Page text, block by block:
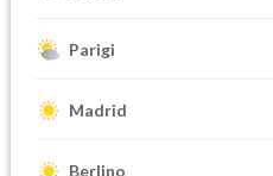
Parigi
Madrid
Berlino